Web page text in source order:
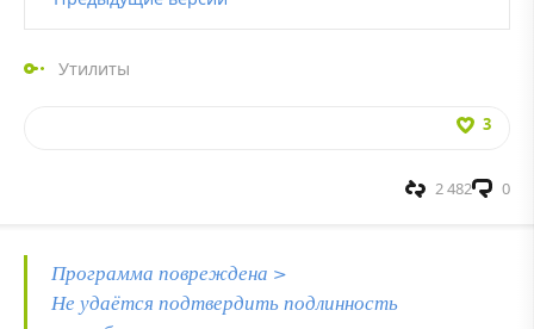
Утилиты
3
0
2 482
Программа повреждена >
Не удаётся подтвердить подлинность